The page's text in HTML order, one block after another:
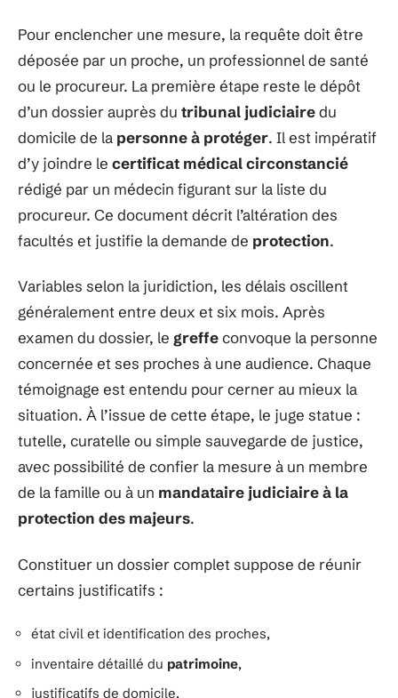
Pour enclencher une mesure, la requête doit être
déposée par un proche, un professionnel de santé
ou le procureur. La première étape reste le dépôt
d’un dossier auprès du tribunal judiciairedu
domicile de la personne à protéger. Il est impératif
d’y joindre le certificat médical circonstancié
rédigé par un médecin figurant sur la liste du
procureur. Ce document décrit l’altération des
facultés et justifie la demande de protection.
Variables selon la juridiction, les délais oscillent
généralement entre deux et six mois. Après
examen du dossier, le greffeconvoque la personne
concernée et ses proches à une audience. Chaque
témoignage est entendu pour cerner au mieux la
situation. À l’issue de cette étape, le juge statue :
tutelle, curatelle ou simple sauvegarde de justice,
avec possibilité de confier la mesure à un membre
de la famille ou à un mandataire judiciaire à la
protection des majeurs.
Constituer un dossier complet suppose de réunir
certains justificatifs :
état civil et identification des proches,
inventaire détaillé du patrimoine,
justificatifs de domicile,